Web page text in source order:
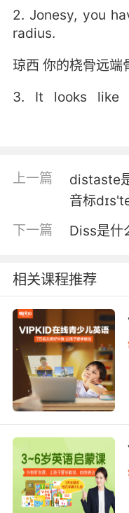
2. Jonesy, you
radius.
琼西 你的桡骨远端
3. It looks like
4. Actually, he
事实是 他桡骨远端
bifurcation.
在这呢 在主动脉杈
6. distal 1, ■
远端1号 保持速度和
7. Good distal
arm.
肢端还有脉搏 手臂
8. Release the
the graft.
上一篇
distaste
音标
下一篇 Diss是什
相关课程推荐